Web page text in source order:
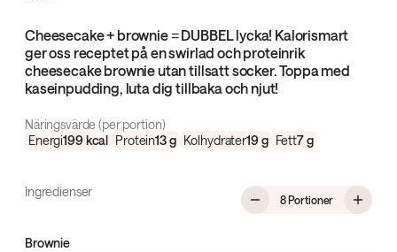
Cheesecake + brownie = DUBBEL lycka! Kalorismart
ger oss receptet på en swirlad och proteinrik
cheesecake brownie utan tillsatt socker. Toppa med
kaseinpudding, luta dig tillbaka och njut!
Näringsvärde (per portion)
Energi199 kcal Protein13g Kolhydrater19 g Fett7g
Ingredienser
8 Portioner, Proteinrik
Brownie